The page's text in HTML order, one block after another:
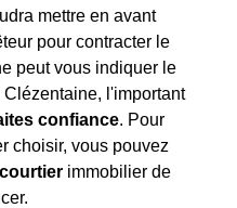
mettre en avant
pour contracter le
peut vous indiquer le
l'important
confiance. Pour
choisir, vous pouvez
immobilier de